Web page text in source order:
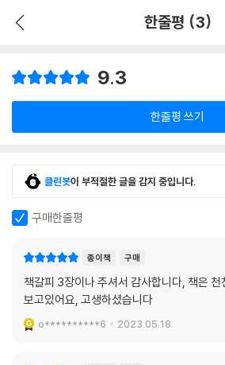
한줄평 (3)
9.3
한줄평 쓰기
클린봇이 부적절한 글을 감지 중입니다.
구매한줄평
종이책 구매
책갈피 3장이나 주셔서 감사합니다, 책은 천
보고있어요, 고생하셨습니다
o**********6 2023.05.18.